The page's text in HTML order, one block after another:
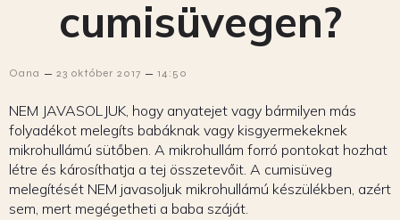
cumisüvegen?
Oana – 23 október 2017 – 14:50
NEM JAVASOLJUK, hogy anyatejet vagy bármilyen más
folyadékot melegíts babáknak vagy kisgyermekeknek
mikrohullámú sütőben. A mikrohullám forró pontokat hozhat
létre és károsíthatja a tej összetevőit. A cumisüveg
melegítését NEM javasoljuk mikrohullámú készülékben, azért
sem, mert megégetheti a baba száját.